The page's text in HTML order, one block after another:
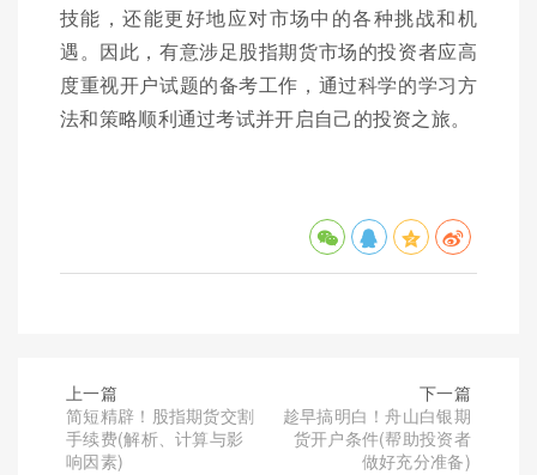
技能，还能更好地应对市场中的各种挑战和机
遇。因此，有意涉足股指期货市场的投资者应高
度重视开户试题的备考工作，通过科学的学习方
法和策略顺利通过考试并开启自己的投资之旅。
上一篇
简短精辟！股指期货交割
手续费(解析、计算与影
响因素)
下一篇
趁早搞明白！舟山白银期
货开户条件(帮助投资者
做好充分准备)